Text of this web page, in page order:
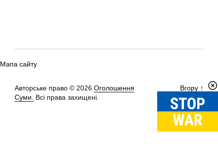
Мапа сайту
Авторське право © 2026 Оголошення
Суми.
Всі права захищені.
Вгору ↑